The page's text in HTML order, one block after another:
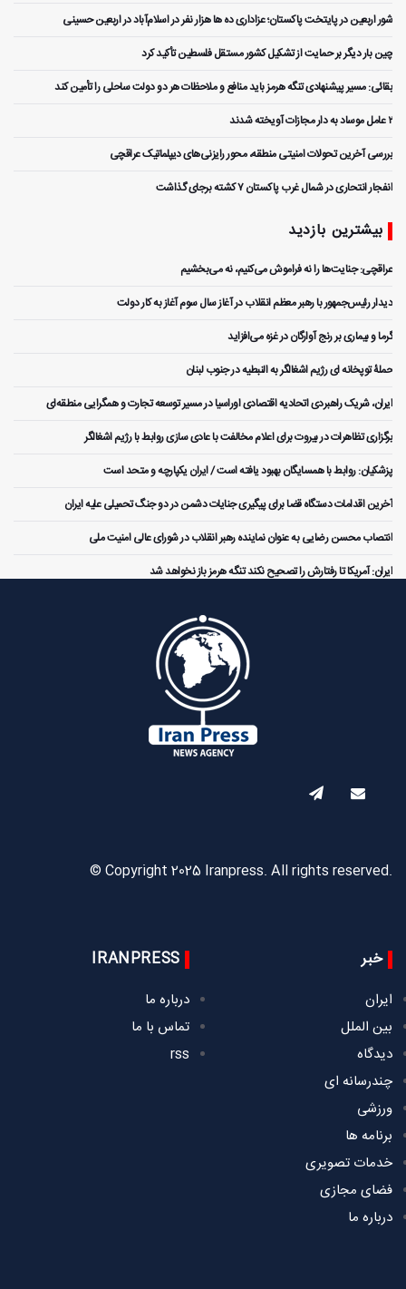
شور اربعین در پایتخت پاکستان؛ عزاداری ده ها هزار نفر در اسلام‌آباد در اربعین حسینی
چین بار دیگر بر حمایت از تشکیل کشور مستقل فلسطین تأکید کرد
بقائی: مسیر پیشنهادی تنگه هرمز باید منافع و ملاحظات هر دو دولت ساحلی را تأمین کند
۲ عامل موساد به دار مجازات آویخته شدند
بررسی آخرین تحولات امنیتی منطقه، محور رایزنی‌های دیپلماتیک عراقچی
انفجار انتحاری در شمال غرب پاکستان ۷ کشته برجای گذاشت
بیشترین بازدید
عراقچی: جنایت‌ها را نه فراموش می‌کنیم، نه می‌بخشیم
دیدار رئیس‌جمهور با رهبر معظم انقلاب در آغاز سال سوم آغاز به کار دولت
گرما و بیماری بر رنج آوارگان در غزه می‌افزاید
حملۀ توپخانه ای رژیم اشغالگر به النبطیه در جنوب لبنان
ایران، شریک راهبردی اتحادیه اقتصادی اوراسیا در مسیر توسعه تجارت و همگرایی منطقه‌ای
برگزاری تظاهرات در بیروت برای اعلام مخالفت با عادی سازی روابط با رژیم اشغالگر
پزشکیان: روابط با همسایگان بهبود یافته است / ایران یکپارچه و متحد است
آخرین اقدامات دستگاه قضا برای پیگیری جنایات دشمن در دو جنگ تحمیلی علیه ایران
انتصاب محسن رضایی به عنوان نماینده رهبر انقلاب در شورای عالی امنیت ملی
ایران: آمریکا تا رفتارش را تصحیح نکند تنگه هرمز باز نخواهد شد
© Copyright 2025 Iranpress. All rights reserved.
خبر
ایران
بین الملل
دیدگاه
چندرسانه ای
ورزشی
برنامه ها
خدمات تصویری
فضای مجازی
درباره ما
IRANPRESS
درباره ما
تماس با ما
rss